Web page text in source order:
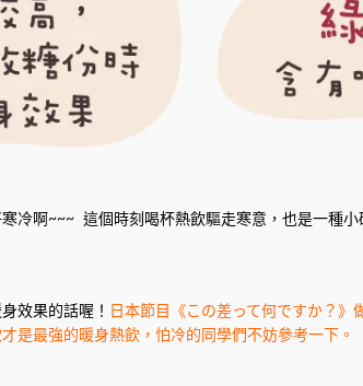
冷啊~~~ 這個時刻喝杯熱飲驅走寒意，也是一種小
效果的話喔！
日本節目《この差って何ですか？
是最強的暖身熱飲，怕冷的同學們不妨參考一下。